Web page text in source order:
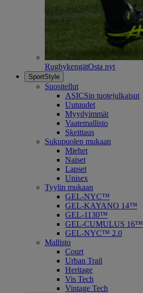
RugbykengätOsta nyt
SportStyle
Suositellut
ASICSin tuotejulkaisut
Uutuudet
Myydyimmät
Vaatemallisto
Skeittaus
Sukupuolen mukaan
Miehet
Naiset
Lapset
Unisex
Tyylin mukaan
GEL-NYC™
GEL-KAYANO 14™
GEL-1130™
GEL-CUMULUS 16™
GEL-NYC™ 2.0
Mallisto
Court
Urban Trail
Heritage
Vis Tech
Vintage Tech